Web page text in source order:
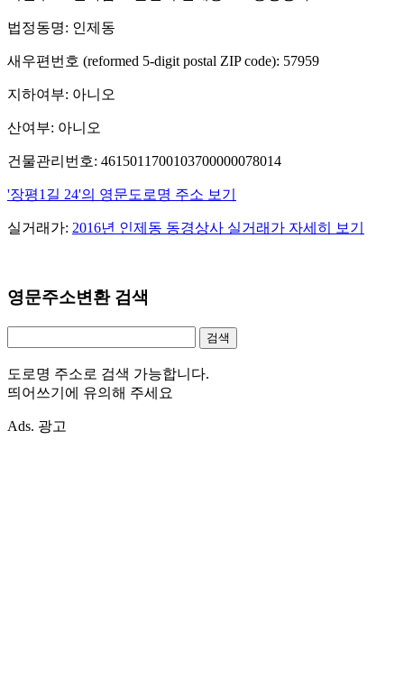
법정동명: 인제동
새우편번호 (reformed 5-digit postal ZIP code): 57959
지하여부: 아니오
산여부: 아니오
건물관리번호: 4615011700103700000078014
'장평1길 24'의 영문도로명 주소 보기
실거래가: 2016년 인제동 동경상사 실거래가 자세히 보기
영문주소변환 검색
도로명 주소로 검색 가능합니다.
띄어쓰기에 유의해 주세요
Ads. 광고